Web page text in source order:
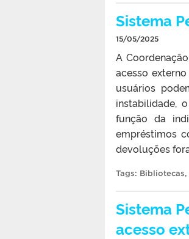
Sistema
15/05/2025
A
acesso
usuários
instabilidade,
função da
empréstimos
devoluções
Tags: Bibliotecas,
Sistema
acesso